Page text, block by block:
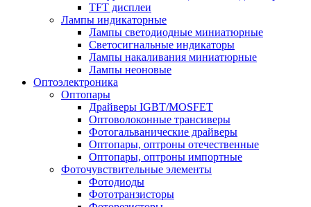
TFT дисплеи
Лампы индикаторные
Лампы светодиодные миниатюрные
Светосигнальные индикаторы
Лампы накаливания миниатюрные
Лампы неоновые
Оптоэлектроника
Оптопары
Драйверы IGBT/MOSFET
Оптоволоконные трансиверы
Фотогальванические драйверы
Оптопары, оптроны отечественные
Оптопары, оптроны импортные
Фоточувствительные элементы
Фотодиоды
Фототранзисторы